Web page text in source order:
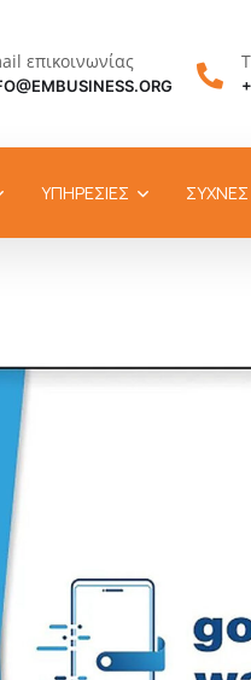
επικοινωνίας
ΥΠΗΡΕΣΙΕΣ